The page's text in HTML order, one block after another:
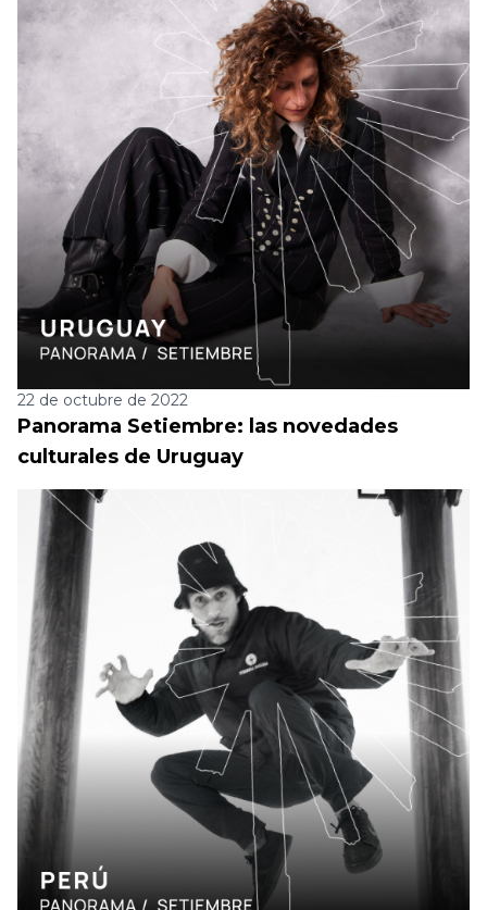
22 de octubre de 2022
Panorama Setiembre: las novedades
culturales de Uruguay